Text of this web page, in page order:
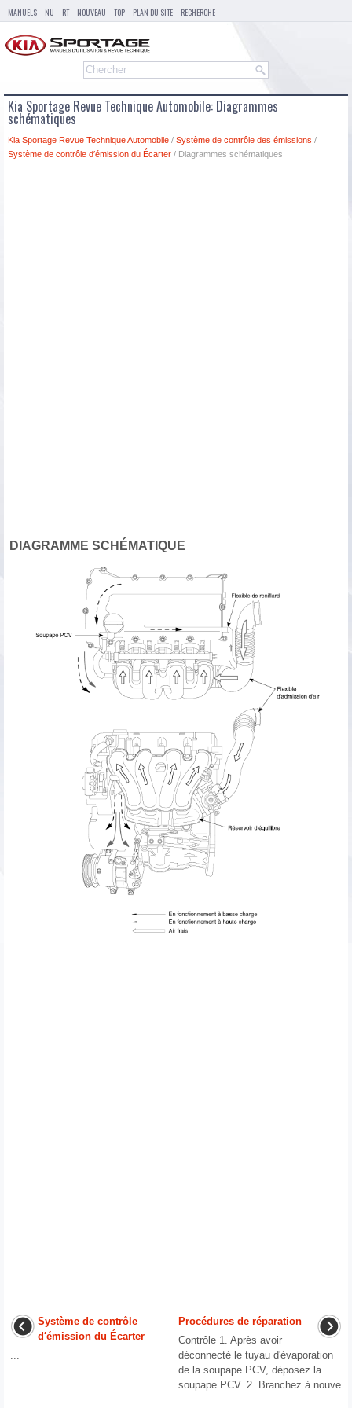
MANUELS NU RT NOUVEAU TOP PLAN DU SITE RECHERCHE
Kia Sportage Revue Technique Automobile: Diagrammes
schématiques
Kia Sportage Revue Technique Automobile / Système de contrôle des émissions /
Système de contrôle d′émission du Écarter / Diagrammes schématiques
DIAGRAMME SCHÉMATIQUE
Système de contrôle
d′émission du Écarter
Procédures de réparation
Contrôle 1. Après avoir
déconnecté le tuyau d'évaporation
de la soupape PCV, déposez la
soupape PCV. 2. Branchez à nouve